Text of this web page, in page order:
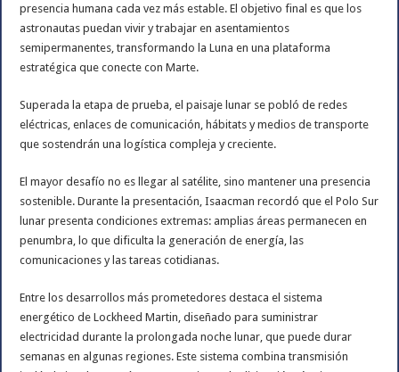
presencia humana cada vez más estable. El objetivo final es que los
astronautas puedan vivir y trabajar en asentamientos
semipermanentes, transformando la Luna en una plataforma
estratégica que conecte con Marte.
Superada la etapa de prueba, el paisaje lunar se pobló de redes
eléctricas, enlaces de comunicación, hábitats y medios de transporte
que sostendrán una logística compleja y creciente.
El mayor desafío no es llegar al satélite, sino mantener una presencia
sostenible. Durante la presentación, Isaacman recordó que el Polo Sur
lunar presenta condiciones extremas: amplias áreas permanecen en
penumbra, lo que dificulta la generación de energía, las
comunicaciones y las tareas cotidianas.
Entre los desarrollos más prometedores destaca el sistema
energético de Lockheed Martin, diseñado para suministrar
electricidad durante la prolongada noche lunar, que puede durar
semanas en algunas regiones. Este sistema combina transmisión